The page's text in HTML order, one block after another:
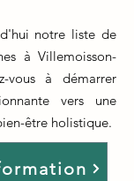
notre liste de
à Villemoisson-
vous à démarrer
vers une
être holistique.